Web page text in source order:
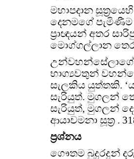
මහාපදාන
දෙනමගේ
ප්‍රාඥයන් අතර
මොග්ගල්ලාන
උන්වහන්සේලාගේ
භාග්‍යවතුන්
සැලකිය යුත්තකි.
සැරියුත්. මුගලන්
සැරියුත්, මුගලන්
ආයාචමනා සූත්‍ර .
ප්‍රශ්නය
ගෞතම බුදුරදුන්